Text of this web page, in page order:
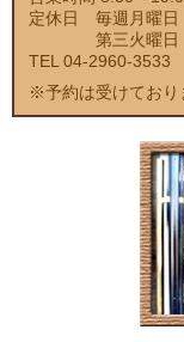
定休日 毎週月曜日
第三火曜日
TEL 04-2960-3533
※予約は受けており